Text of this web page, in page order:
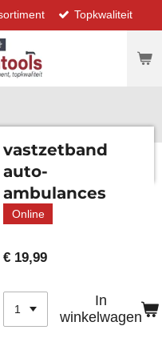
Topkwaliteit
vastzetband
auto-
ambulances
Online
€ 19,99
In
winkelwagen